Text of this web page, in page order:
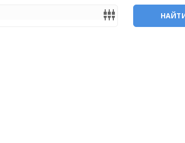
settings_input_component